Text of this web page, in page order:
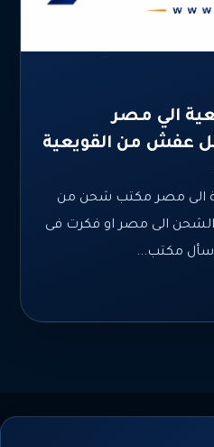
الي مصر
مكتب نقل عفش من القويعية
الى مصر مكتب شحن من
الشحن الى مصر او فكرت فى
مكتب...